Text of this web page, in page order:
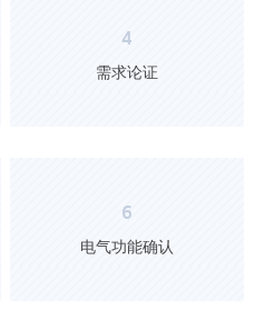
4
需求论证
6
电气功能确认